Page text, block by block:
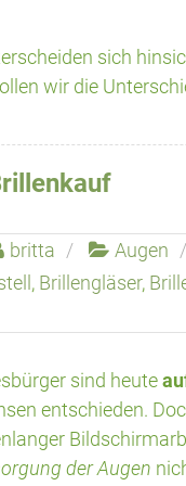
sich
wir die
britta
Augen
, Brillengläser,
sind heute
entschieden.
der Augen